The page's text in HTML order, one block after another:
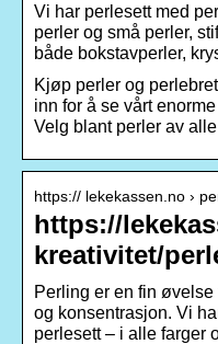
Vi har perlesett med
perler og små perler,
både bokstavperler,
Kjøp perler og
inn for å se vårt
Velg blant perler av
https:// lekekassen.no ›
https://
kreativitet/
Perling er en fin
og konsentrasjon. Vi
perlesett – i alle farger